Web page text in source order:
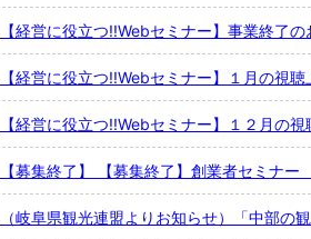
【経営に役立つ!!Webセミナー】事業終了
【経営に役立つ!!Webセミナー】１月の視
【経営に役立つ!!Webセミナー】１２月の
【募集終了】 【募集終了】創業者セミナー
（岐阜県観光連盟よりお知らせ）「中部の